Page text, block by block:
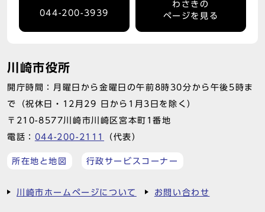
044-200-3939
わさきの
ページを見る
川崎市役所
開庁時間：月曜日から金曜日の午前8時30分から午後5時ま
で（祝休日・12月29 日から1月3日を除く）
〒210-8577川崎市川崎区宮本町1番地
電話： 044-200-2111 （代表）
所在地と地図 行政サービスコーナー
川崎市ホームページについて お問い合わせ